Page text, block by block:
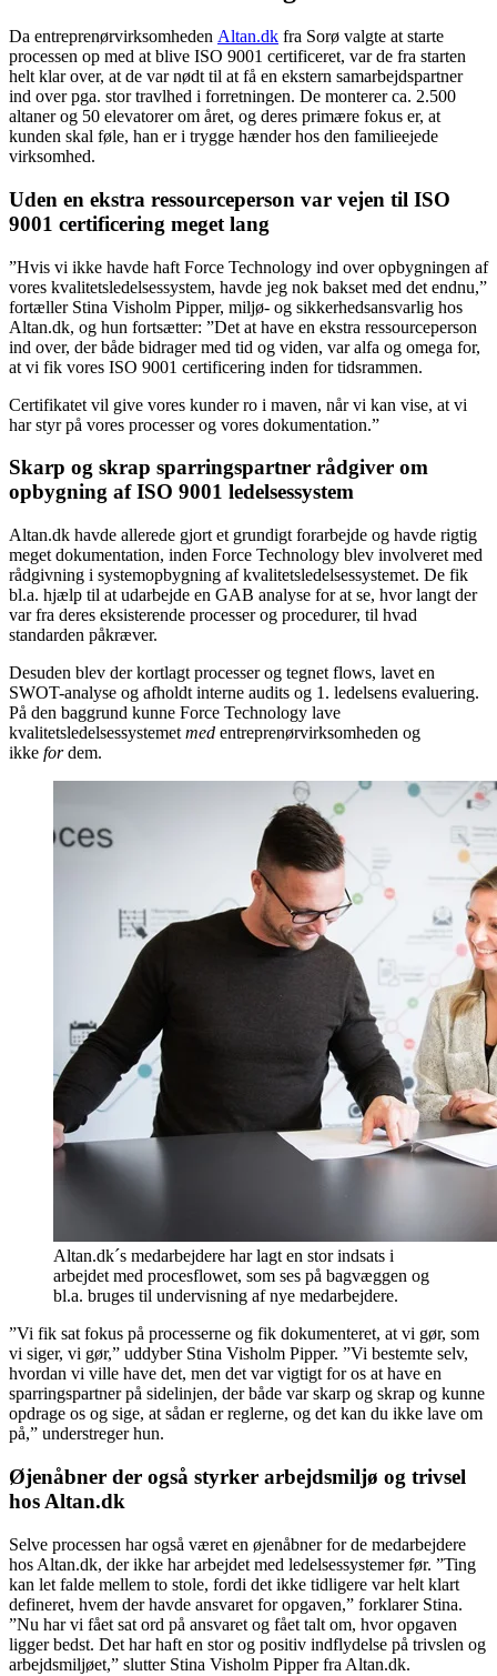
Da entreprenørvirksomheden Altan.dk fra Sorø valgte at starte
processen op med at blive ISO 9001 certificeret, var de fra starten
helt klar over, at de var nødt til at få en ekstern samarbejdspartner
ind over pga. stor travlhed i forretningen. De monterer ca. 2.500
altaner og 50 elevatorer om året, og deres primære fokus er, at
kunden skal føle, han er i trygge hænder hos den familieejede
virksomhed.
Uden en ekstra ressourceperson var vejen til ISO
9001 certificering meget lang
”Hvis vi ikke havde haft Force Technology ind over opbygningen af
vores kvalitetsledelsessystem, havde jeg nok bakset med det endnu,”
fortæller Stina Visholm Pipper, miljø- og sikkerhedsansvarlig hos
Altan.dk, og hun fortsætter: ”Det at have en ekstra ressourceperson
ind over, der både bidrager med tid og viden, var alfa og omega for,
at vi fik vores ISO 9001 certificering inden for tidsrammen.
Certifikatet vil give vores kunder ro i maven, når vi kan vise, at vi
har styr på vores processer og vores dokumentation.”
Skarp og skrap sparringspartner rådgiver om
opbygning af ISO 9001 ledelsessystem
Altan.dk havde allerede gjort et grundigt forarbejde og havde rigtig
meget dokumentation, inden Force Technology blev involveret med
rådgivning i systemopbygning af kvalitetsledelsessystemet. De fik
bl.a. hjælp til at udarbejde en GAB analyse for at se, hvor langt der
var fra deres eksisterende processer og procedurer, til hvad
standarden påkræver.
Desuden blev der kortlagt processer og tegnet flows, lavet en
SWOT-analyse og afholdt interne audits og 1. ledelsens evaluering.
På den baggrund kunne Force Technology lave
kvalitetsledelsessystemet med entreprenørvirksomheden og
ikke fordem.
Altan.dk´s medarbejdere har lagt en stor indsats i
arbejdet med procesflowet, som ses på bagvæggen og
bl.a. bruges til undervisning af nye medarbejdere.
”Vi fik sat fokus på processerne og fik dokumenteret, at vi gør, som
vi siger, vi gør,” uddyber Stina Visholm Pipper. ”Vi bestemte selv,
hvordan vi ville have det, men det var vigtigt for os at have en
sparringspartner på sidelinjen, der både var skarp og skrap og kunne
opdrage os og sige, at sådan er reglerne, og det kan du ikke lave om
på,” understreger hun.
Øjenåbner der også styrker arbejdsmiljø og trivsel
hos Altan.dk
Selve processen har også været en øjenåbner for de medarbejdere
hos Altan.dk, der ikke har arbejdet med ledelsessystemer før. ”Ting
kan let falde mellem to stole, fordi det ikke tidligere var helt klart
defineret, hvem der havde ansvaret for opgaven,” forklarer Stina.
”Nu har vi fået sat ord på ansvaret og fået talt om, hvor opgaven
ligger bedst. Det har haft en stor og positiv indflydelse på trivslen og
arbejdsmiljøet,” slutter Stina Visholm Pipper fra Altan.dk.